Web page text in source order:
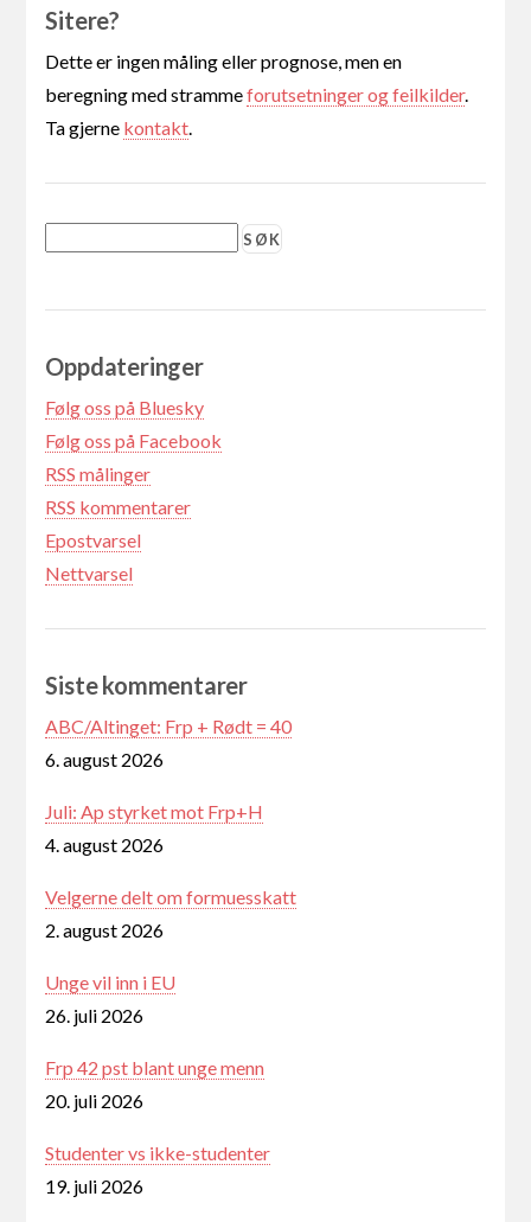
Sitere?
Dette er ingen måling eller prognose, men en
beregning med strammeforutsetninger og feilkilder.
Ta gjerne kontakt
Oppdateringer
Følg oss på Bluesky
Følg oss på Facebook
RSS målinger
RSS kommentarer
Epostvarsel
Nettvarsel
Siste kommentarer
ABC/Altinget: Frp + Rødt = 40
6. august 2026
Juli: Ap styrket mot Frp+H
4. august 2026
Velgerne delt om formuesskatt
2. august 2026
Unge vil inn i EU
26. juli 2026
Frp 42 pst blant unge menn
20. juli 2026
Studenter vs ikke-studenter
19. juli 2026